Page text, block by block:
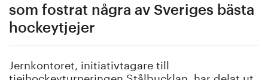
Forskning/utbildning
Energi/miljö
Vi tycker
som fostrat några av Sveriges bästa
hockeytjejer
Jernkontoret, initiativtagare till
tjejhockeyturneringen Stålbucklan, har delat ut